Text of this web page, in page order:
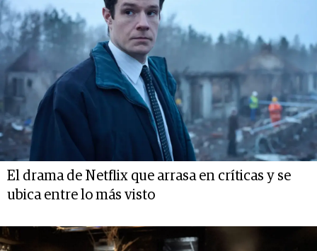
El drama de Netflix que arrasa en críticas y se
ubica entre lo más visto